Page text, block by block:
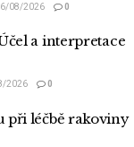
08/2026 0
a interpretace
2026 0
při léčbě rakoviny